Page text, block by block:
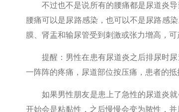
不过也不是说所有的腰痛都是尿道炎
腰痛可以是尿路感染，也可以不是尿路感
膜、肾盂和输尿管受到刺激或张力增高，可
提醒：男性在患有尿道炎之后排尿时
一阵阵的疼痛，尿道部位按压痛，患者的
如果男性朋友是患上了急性的尿道炎
开始会是粘黏性，之后慢慢会变为脓性，